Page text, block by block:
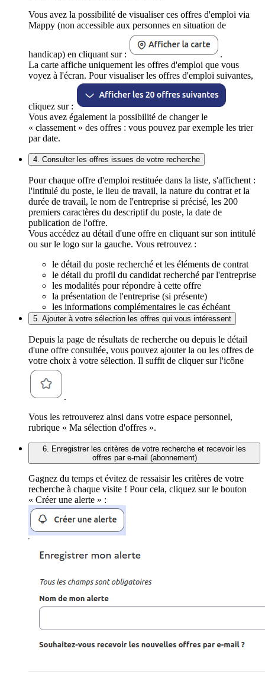
Vous avez la possibilité de visualiser ces offres d'emploi via
Mappy (non accessible aux personnes en situation de
handicap) en cliquant sur :
.
La carte affiche uniquement les offres d'emploi que vous
voyez à l'écran. Pour visualiser les offres d'emploi suivantes,
cliquez sur :
Vous avez également la possibilité de changer le
« classement » des offres : vous pouvez par exemple les trier
par date.
4. Consulter les offres issues de votre recherche
Pour chaque offre d'emploi restituée dans la liste, s'affichent :
l'intitulé du poste, le lieu de travail, la nature du contrat et la
durée de travail, le nom de l'entreprise si précisé, les 200
premiers caractères du descriptif du poste, la date de
publication de l'offre.
Vous accédez au détail d'une offre en cliquant sur son intitulé
ou sur le logo sur la gauche. Vous retrouvez :
le détail du poste recherché et les éléments de contrat
le détail du profil du candidat recherché par l'entreprise
les modalités pour répondre à cette offre
la présentation de l'entreprise (si présente)
les informations complémentaires le cas échéant
5. Ajouter à votre sélection les offres qui vous intéressent
Depuis la page de résultats de recherche ou depuis le détail
d'une offre consultée, vous pouvez ajouter la ou les offres de
votre choix à votre sélection. Il suffit de cliquer sur l'icône
.
Vous les retrouverez ainsi dans votre espace personnel,
rubrique « Ma sélection d'offres ».
6. Enregistrer les critères de votre recherche et recevoir les
offres par e-mail (abonnement)
Gagnez du temps et évitez de ressaisir les critères de votre
recherche à chaque visite ! Pour cela, cliquez sur le bouton
« Créer une alerte » :